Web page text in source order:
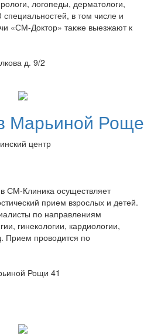
логопеды, дерматологи,
в том числе и
«СМ-Доктор» также выезжают к
д. 9/2
Марьиной Роще
центр
СМ-Клиника осуществляет
прием взрослых и детей.
по направлениям
гинекологии, кардиологии,
Прием проводится по
Рощи 41